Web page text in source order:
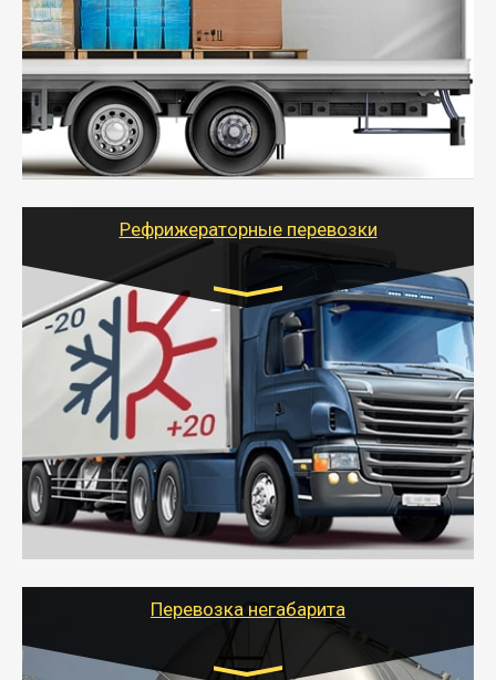
от 5000 руб. Возможен догруз
- Экономный способ доставить вещи от 200 кг в
другой город - догрузом или попутно. Попутные
грузоперевозки для физлиц, ИП и юрлиц обходятся
дешевле.
- Тайгер Логистик организует доставку
крупногабаритных и личных вещей по нужному
для погрузочно-разгрузочных работ при перевозке.
Рефрижераторные перевозки
Транспорт:
Газель (1,5 и 3 тонны), Бычок, Еврофура от 5 до
10 тонн
от 6000 руб.
- Рефрижераторные перевозки грузов с
соблюдением температурного режима, работающим
термописцем, санитарной обработкой кузова и мед.
книжкой у водителя.
- Тайгер Логистик поможет быстро перевезти
скоропортящиеся продукты в любой город России с
Перевозка негабарита